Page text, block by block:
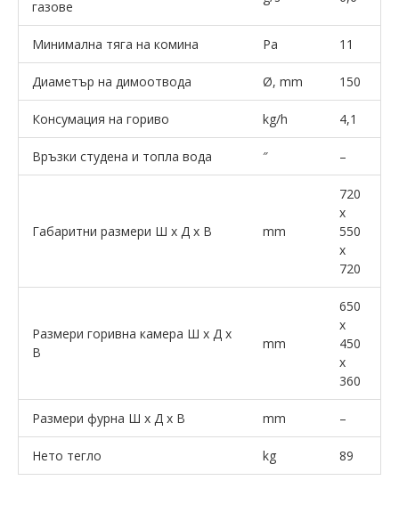
газове
Минимална тяга на комина Pa 11
Диаметър на димоотвода Ø, mm 150
Консумация на гориво kg/h 4,1
Връзки студена и топла вода ″ –
Габаритни размери Ш x Д x В mm
720
x
550
x
720
Размери горивна камера Ш x Д x
В
mm
650
x
450
x
360
Размери фурна Ш x Д x В mm –
Нето тегло kg 89